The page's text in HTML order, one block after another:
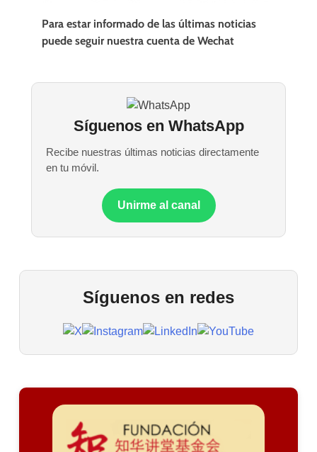
Para estar informado de las últimas noticias
puede seguir nuestra cuenta de Wechat
Síguenos en WhatsApp
Recibe nuestras últimas noticias directamente
en tu móvil.
Unirme al canal
Síguenos en redes